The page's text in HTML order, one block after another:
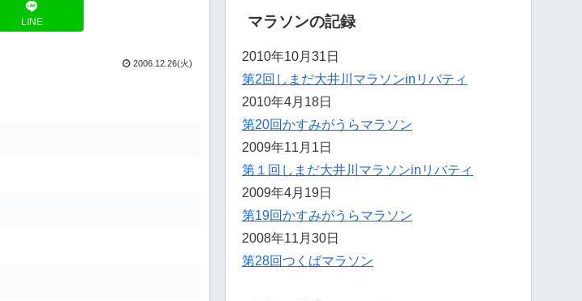
LINE
2006.12.26(火)
マラソンの記録
2010年10月31日
第2回しまだ大井川マラソンinリバティ
2010年4月18日
第20回かすみがうらマラソン
2009年11月1日
第１回しまだ大井川マラソンinリバティ
2009年4月19日
第19回かすみがうらマラソン
2008年11月30日
第28回つくばマラソン